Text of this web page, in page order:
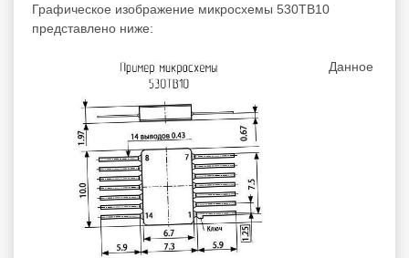
Графическое изображение микросхемы 530ТВ10
представлено ниже:
Данное